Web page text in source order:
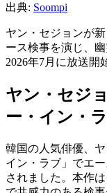
出典: Soompi
ヤン・セジョンが
ース検事を演じ、
2026年7月に放送開
ヤン・セジ
ー・イン・
韓国の人気俳優、
イン・ラブ」でエ
されました。本作